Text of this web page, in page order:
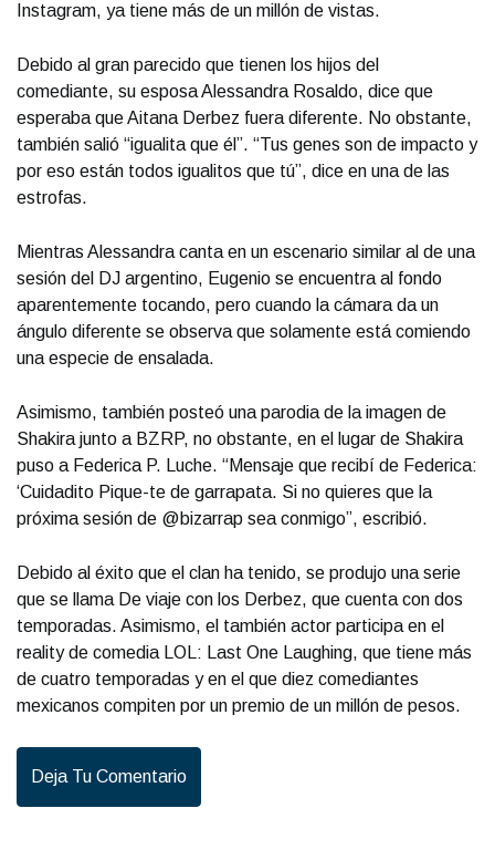
Instagram, ya tiene más de un millón de vistas.
Debido al gran parecido que tienen los hijos del
comediante, su esposa Alessandra Rosaldo, dice que
esperaba que Aitana Derbez fuera diferente. No obstante,
también salió “igualita que él”. “Tus genes son de impacto y
por eso están todos igualitos que tú”, dice en una de las
estrofas.
Mientras Alessandra canta en un escenario similar al de una
sesión del DJ argentino, Eugenio se encuentra al fondo
aparentemente tocando, pero cuando la cámara da un
ángulo diferente se observa que solamente está comiendo
una especie de ensalada.
Asimismo, también posteó una parodia de la imagen de
Shakira junto a BZRP, no obstante, en el lugar de Shakira
puso a Federica P. Luche. “Mensaje que recibí de Federica:
‘Cuidadito Pique-te de garrapata. Si no quieres que la
próxima sesión de @bizarrap sea conmigo”, escribió.
Debido al éxito que el clan ha tenido, se produjo una serie
que se llama De viaje con los Derbez, que cuenta con dos
temporadas. Asimismo, el también actor participa en el
reality de comedia LOL: Last One Laughing, que tiene más
de cuatro temporadas y en el que diez comediantes
mexicanos compiten por un premio de un millón de pesos.
Deja Tu Comentario